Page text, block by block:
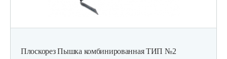
Плоскорез Пышка комбинированная ТИП №2